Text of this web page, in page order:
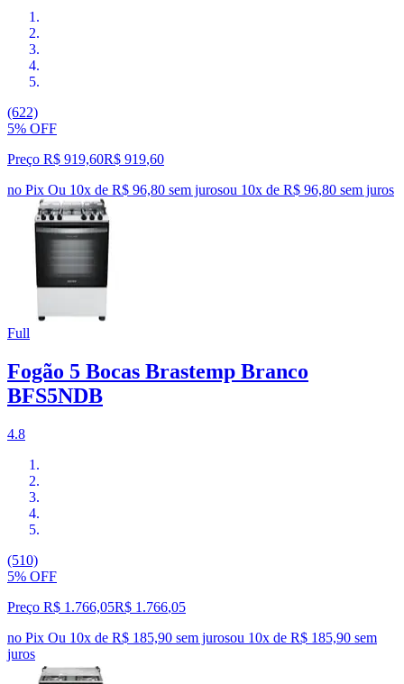
(622)
5% OFF
Preço R$ 919,60R$ 919,60
no Pix Ou 10x de R$ 96,80 sem jurosou 10x de R$ 96,80 sem juros
Full
Fogão 5 Bocas Brastemp Branco
BFS5NDB
4.8
(510)
5% OFF
Preço R$ 1.766,05R$ 1.766,05
no Pix Ou 10x de R$ 185,90 sem jurosou 10x de R$ 185,90 sem
juros